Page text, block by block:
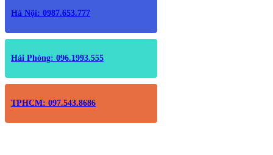
Hà Nội: 0987.653.777
Hải Phòng: 096.1993.555
TPHCM: 097.543.8686